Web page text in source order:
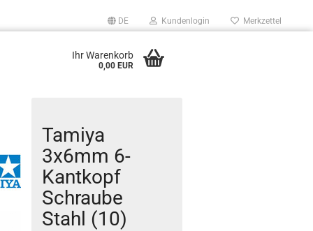
DE Kundenlogin Merkzettel
Ihr Warenkorb
0,00 EUR
Tamiya
3x6mm 6-
Kantkopf
Schraube
Stahl (10)